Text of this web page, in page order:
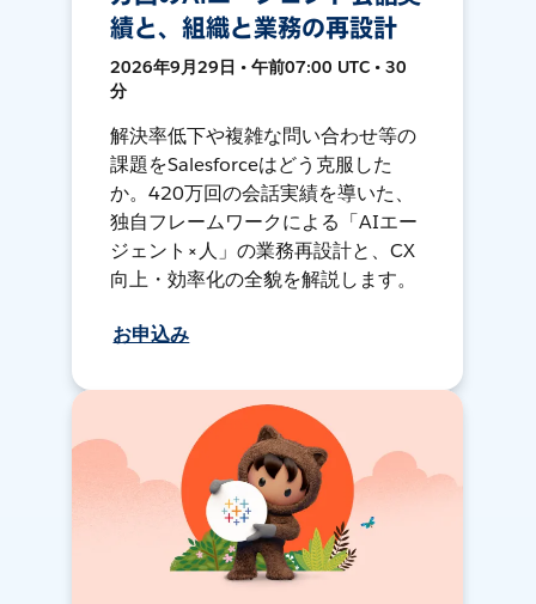
績と、組織と業務の再設計
2026年9月29日 • 午前07:00 UTC • 30
分
解決率低下や複雑な問い合わせ等の
課題をSalesforceはどう克服した
か。420万回の会話実績を導いた、
独自フレームワークによる「AIエー
ジェント×人」の業務再設計と、CX
向上・効率化の全貌を解説します。
お申込み